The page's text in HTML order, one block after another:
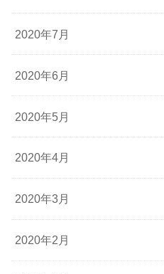
2020年7月
2020年6月
2020年5月
2020年4月
2020年3月
2020年2月